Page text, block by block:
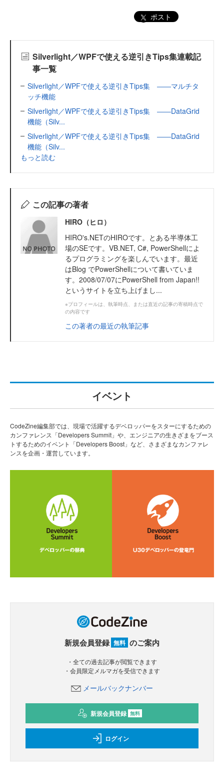
ポスト
Silverlight／WPFで使える逆引きTips集連載記
事一覧
Silverlight／WPFで使える逆引きTips集 ――マルチタ
ッチ機能
Silverlight／WPFで使える逆引きTips集 ――DataGrid
機能（Silv...
Silverlight／WPFで使える逆引きTips集 ――DataGrid
機能（Silv...
もっと読む
この記事の著者
HIRO（ヒロ）
HIRO's.NETのHIROです。とある半導体工
場のSEです。VB.NET, C#, PowerShellによ
るプログラミングを楽しんでいます。最近
はBlog でPowerShellについて書いていま
す。2008/07/07にPowerShell from Japan!!
というサイトを立ち上げまし...
※プロフィールは、執筆時点、または直近の記事の寄稿時点で
の内容です
この著者の最近の執筆記事
イベント
CodeZine編集部では、現場で活躍するデベロッパーをスターにするための
カンファレンス「Developers Summit」や、エンジニアの生きざまをブース
トするためのイベント「Developers Boost」など、さまざまなカンファレ
ンスを企画・運営しています。
新規会員登録 無料 のご案内
・全ての過去記事が閲覧できます
・会員限定メルマガを受信できます
メールバックナンバー
新規会員登録 無料
ログイン